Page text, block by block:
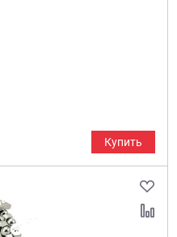
Купить